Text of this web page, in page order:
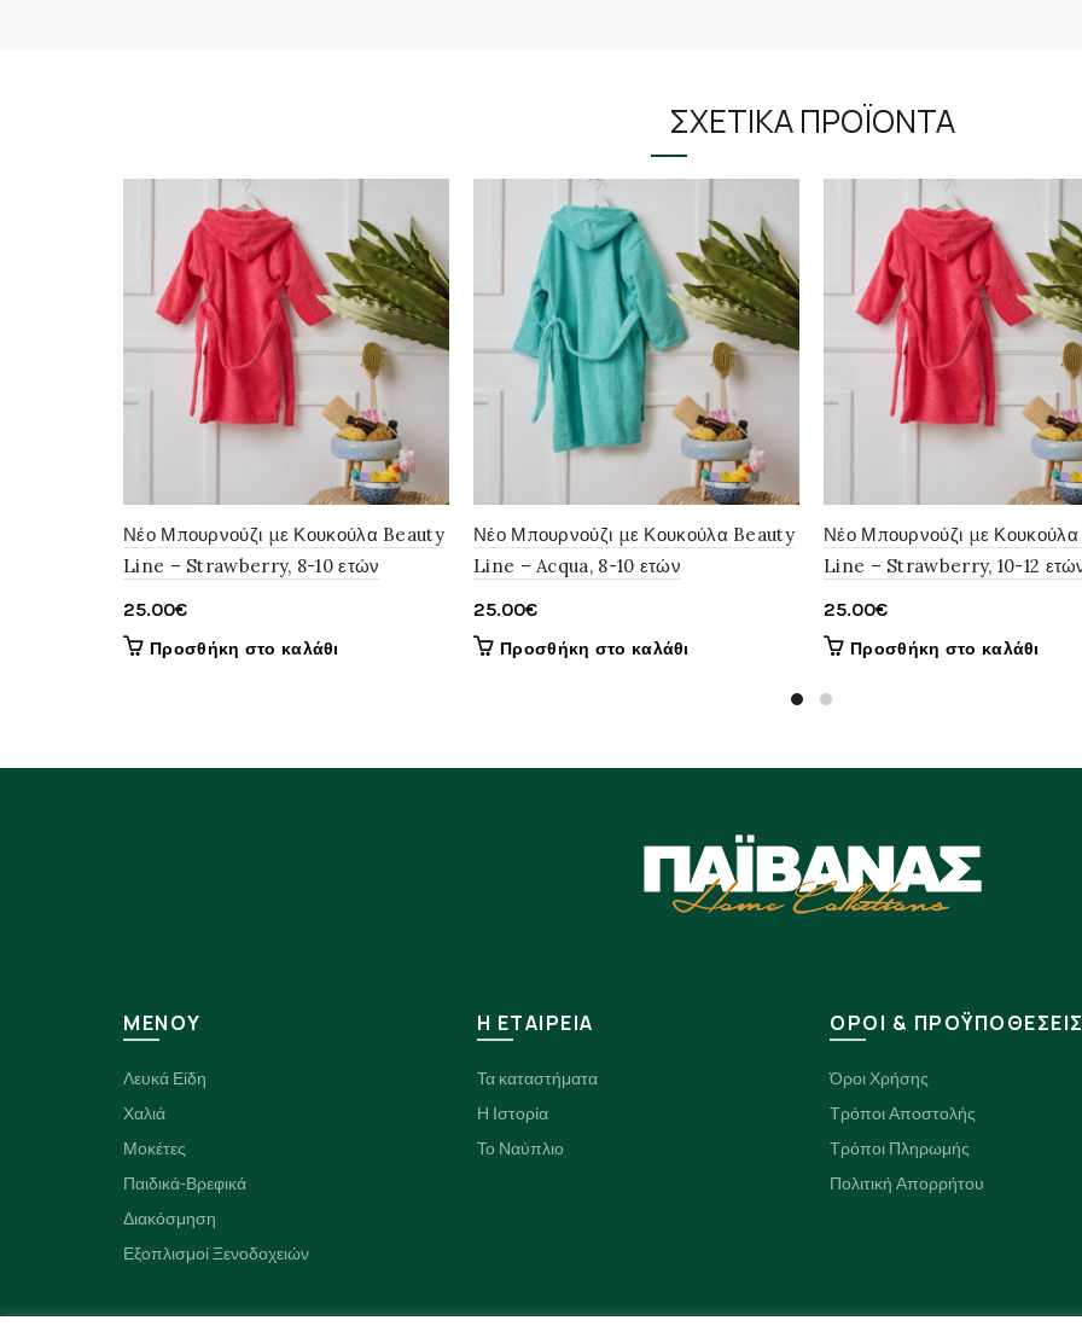
ΣΧΕΤΙΚΆ ΠΡΟΪΌΝΤΑ
Νέο Μπουρνούζι με Κουκούλα Beauty
Line – Strawberry, 8-10 ετών
25.00€
Προσθήκη στο καλάθι
Νέο Μπουρνούζι με Κουκούλα Beauty
Line – Acqua, 8-10 ετών
25.00€
Προσθήκη στο καλάθι
Νέο Μπουρνούζι με
Line – Strawberry, 10-12
25.00€
Προσθήκη στο καλάθι
ΜΕΝΟΥ
Λευκά Είδη
Χαλιά
Μοκέτες
Παιδικά-Βρεφικά
Διακόσμηση
Εξοπλισμοί Ξενοδοχειών
H ΕΤΑΙΡΕΙΑ
Τα καταστήματα
Η Ιστορία
Το Ναύπλιο
ΟΡΟΙ & ΠΡΟΫΠΟΘΕΣΕΙΣ
Όροι Χρήσης
Τρόποι Αποστολής
Τρόποι Πληρωμής
Πολιτική Απορρήτου